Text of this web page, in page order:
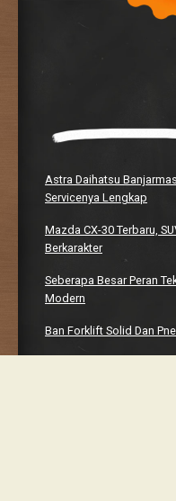
Astra Daihatsu
Servicenya Lengkap
Mazda CX-30 Terbaru,
Berkarakter
Seberapa Besar Peran
Modern
Ban Forklift Solid Dan